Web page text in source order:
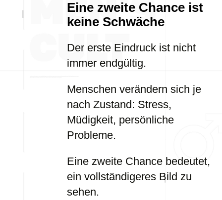
Eine zweite Chance ist
keine Schwäche
Der erste Eindruck ist nicht
immer endgültig.
Menschen verändern sich je
nach Zustand: Stress,
Müdigkeit, persönliche
Probleme.
Eine zweite Chance bedeutet,
ein vollständigeres Bild zu
sehen.